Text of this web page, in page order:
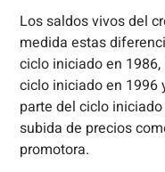
Los saldos vivos del
medida estas
ciclo iniciado en
ciclo iniciado en 1996
parte del ciclo
subida de precios
promotora.